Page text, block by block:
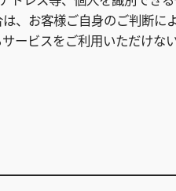
、お客様ご自身のご判断に
ービスをご利用いただけな